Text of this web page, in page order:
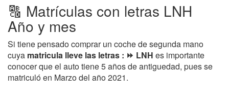
🔠 Matrículas con letras LNH
Año y mes
Si tiene pensado comprar un coche de segunda mano
cuya matricula lleve las letras : ⏩ LNH es importante
conocer que el auto tiene 5 años de antiguedad, pues se
matriculó en Marzo del año 2021.